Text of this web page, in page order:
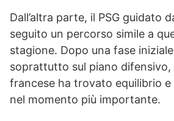
Dall’altra parte, il PSG guidato
seguito un percorso simile a
stagione. Dopo una fase
soprattutto sul piano difensivo,
francese ha trovato equilibrio
nel momento più importante.